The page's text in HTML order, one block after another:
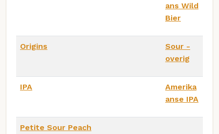
ans Wild
Bier
Origins
Sour -
overig
IPA
Amerika
anse IPA
Petite Sour Peach